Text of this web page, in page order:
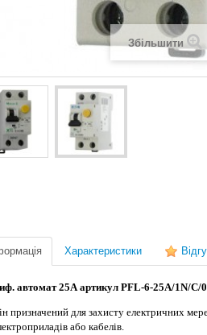
Збільшити
Характеристики
автомат 25А артикул PFL-6-25A/1N/
призначений для захисту електричних
або кабелів.